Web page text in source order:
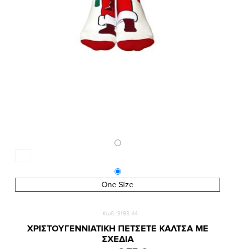
One Size
Κωδ.:3193-44
ΧΡΙΣΤΟΥΓΕΝΝΙΑΤΙΚΗ ΠΕΤΣΕΤΕ ΚΑΛΤΣΑ ΜΕ
ΣΧΕΔΙΑ